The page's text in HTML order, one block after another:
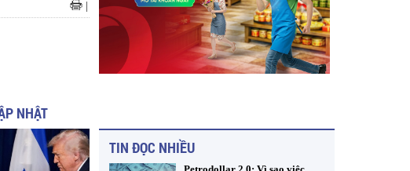
|
NHẬT
TIN ĐỌC NHIỀU